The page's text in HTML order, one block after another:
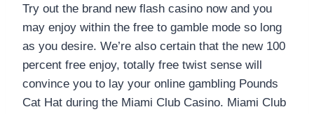
Try out the brand new flash casino now and you
may enjoy within the free to gamble mode so long
as you desire. We’re also certain that the new 100
percent free enjoy, totally free twist sense will
convince you to lay your online gambling Pounds
Cat Hat during the Miami Club Casino. Miami Club